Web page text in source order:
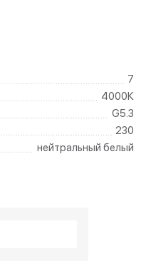
7
4000К
G5.3
230
нейтральный белый